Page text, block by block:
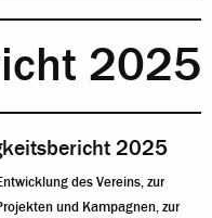
2025
2025
des Vereins, zur
und Kampagnen, zur